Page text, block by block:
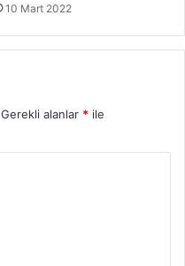
10 Mart 2022
Gerekli alanlar * ile